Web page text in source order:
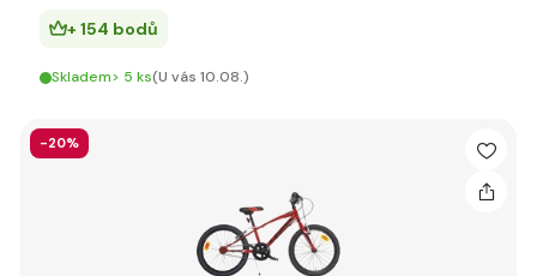
+ 154 bodů
Skladem> 5 ks(U vás 10.08.)
-20%